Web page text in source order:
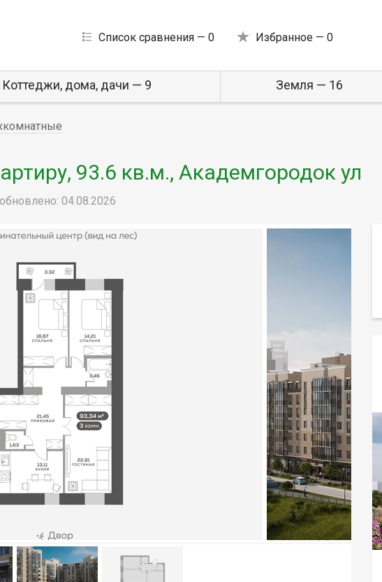
Список сравнения — 0 Избранное — 0
Коттеджи, дома, дачи — 9 Земля — 16
93.6 кв.м., Академгородок ул
обновлено: 04.08.2026